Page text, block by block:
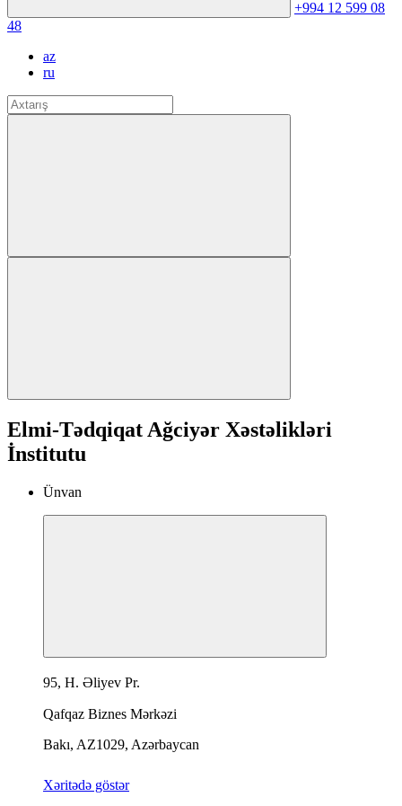
+994 12 599 08
48
az
ru
Elmi-Tədqiqat Ağciyər Xəstəlikləri
İnstitutu
Ünvan
95, H. Əliyev Pr.
Qafqaz Biznes Mərkəzi
Bakı, AZ1029, Azərbaycan
Xəritədə göstər